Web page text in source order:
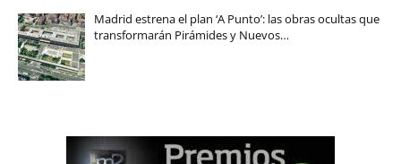
Madrid estrena el plan ‘A Punto’: las obras ocultas que
transformarán Pirámides y Nuevos…